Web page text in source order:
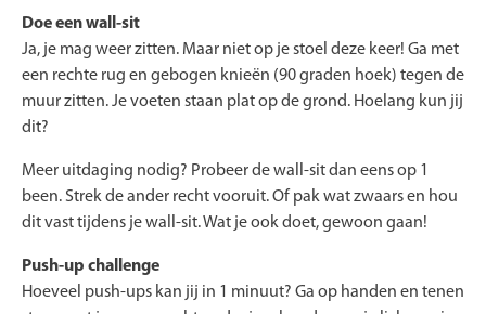
Doe een wall-sit
Ja, je mag weer zitten. Maar niet op je stoel deze keer! Ga met
een rechte rug en gebogen knieën (90 graden hoek) tegen de
muur zitten. Je voeten staan plat op de grond. Hoelang kun jij
dit?
Meer uitdaging nodig? Probeer de wall-sit dan eens op 1
been. Strek de ander recht vooruit. Of pak wat zwaars en hou
dit vast tijdens je wall-sit. Wat je ook doet, gewoon gaan!
Push-up challenge
Hoeveel push-ups kan jij in 1 minuut? Ga op handen en tenen